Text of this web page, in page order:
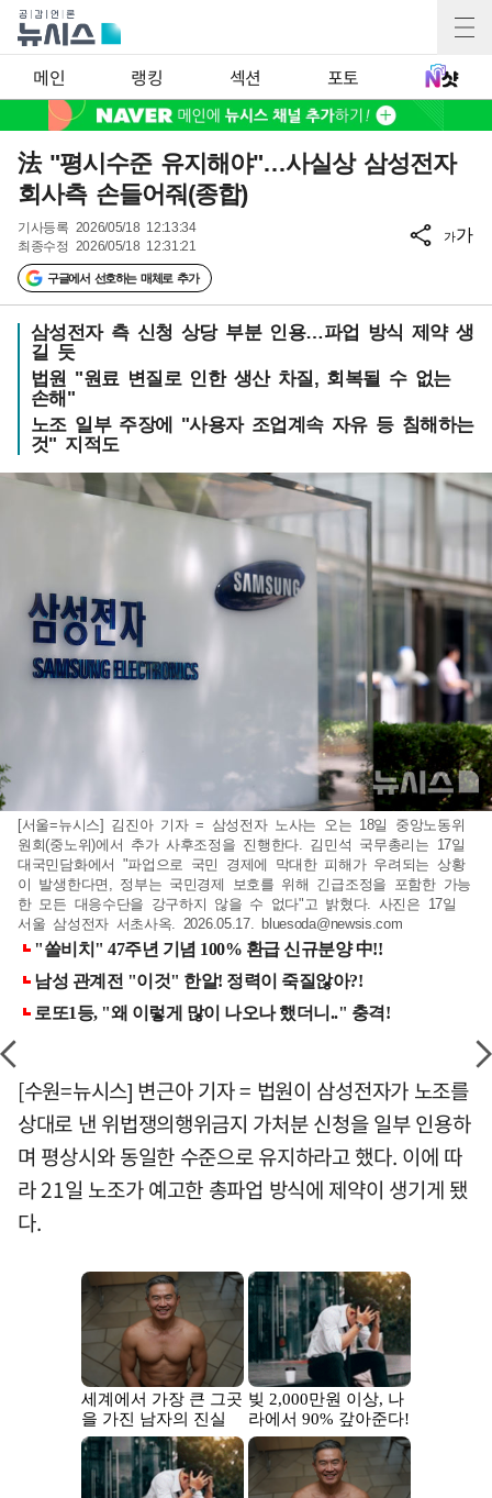
메인 랭킹 섹션 포토
法 "평시수준 유지해야"…사실상 삼성전자
회사측 손들어줘(종합)
기사등록 2026/05/18 12:13:34
최종수정 2026/05/18 12:31:21
구글에서 선호하는 매체로 추가
가가
삼성전자 측 신청 상당 부분 인용…파업 방식 제약 생
길 듯
법원 "원료 변질로 인한 생산 차질, 회복될 수 없는
손해"
노조 일부 주장에 "사용자 조업계속 자유 등 침해하는
것" 지적도
[서울=뉴시스] 김진아 기자 = 삼성전자 노사는 오는 18일 중앙노동위
원회(중노위)에서 추가 사후조정을 진행한다. 김민석 국무총리는 17일
대국민담화에서 "파업으로 국민 경제에 막대한 피해가 우려되는 상황
이 발생한다면, 정부는 국민경제 보호를 위해 긴급조정을 포함한 가능
한 모든 대응수단을 강구하지 않을 수 없다"고 밝혔다. 사진은 17일
서울 삼성전자 서초사옥. 2026.05.17. bluesoda@newsis.com
[수원=뉴시스] 변근아 기자 = 법원이 삼성전자가 노조를
상대로 낸 위법쟁의행위금지 가처분 신청을 일부 인용하
며 평상시와 동일한 수준으로 유지하라고 했다. 이에 따
라 21일 노조가 예고한 총파업 방식에 제약이 생기게 됐
다.